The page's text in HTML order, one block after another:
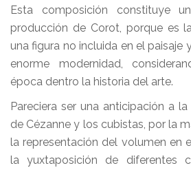
Esta composición constituye
producción de Corot, porque es
una figura no incluida en el paisaje
enorme modernidad,
época dentro la historia del arte.
Pareciera ser una anticipación a
de Cézanne y los cubistas, por la
la representación del volumen en
la yuxtaposición de diferentes